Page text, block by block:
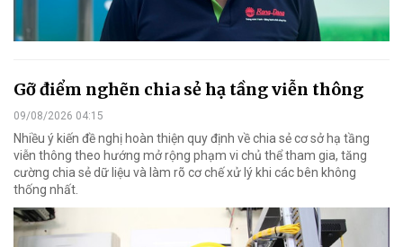
Gỡ điểm nghẽn chia sẻ hạ tầng viễn thông
09/08/2026 04:15
Nhiều ý kiến đề nghị hoàn thiện quy định về chia sẻ cơ sở hạ tầng
viễn thông theo hướng mở rộng phạm vi chủ thể tham gia, tăng
cường chia sẻ dữ liệu và làm rõ cơ chế xử lý khi các bên không
thống nhất.